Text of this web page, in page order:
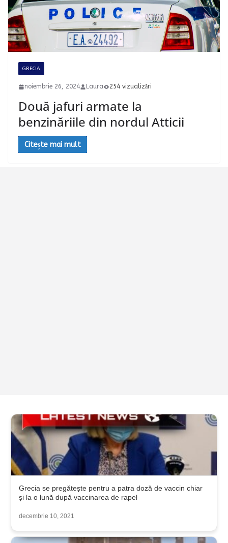
GRECIA
noiembrie 26, 2024 Laura 254 vizualizări
Două jafuri armate la
benzinăriile din nordul Atticii
Citește mai mult
Grecia se pregătește pentru a patra doză de vaccin chiar
și la o lună după vaccinarea de rapel
decembrie 10, 2021